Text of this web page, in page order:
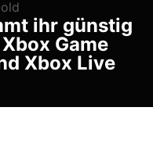
ihr günstig
Game
Xbox Live